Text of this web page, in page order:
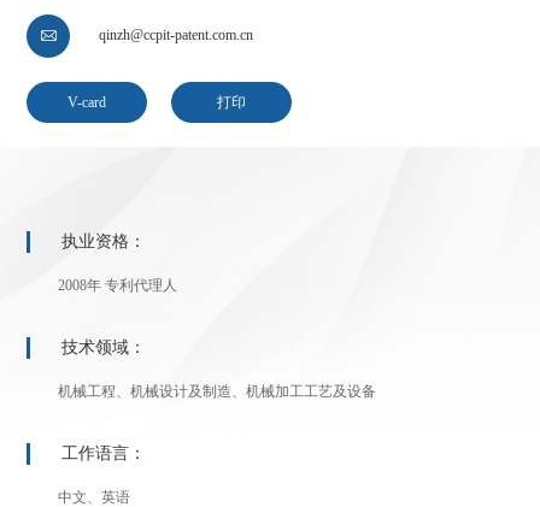
 qinzh@ccpit-patent.com.cn
V-card 打印
执业资格：
2008年 专利代理人
技术领域：
机械工程、机械设计及制造、机械加工工艺及设备
工作语言：
中文、英语